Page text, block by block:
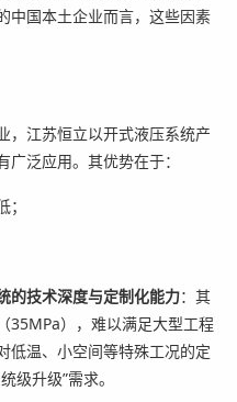
中国本土企业而言，这些因素
，江苏恒立以开式液压系统产
泛应用。其优势在于：
的技术深度与定制化能力：其
35MPa），难以满足大型工程
低温、小空间等特殊工况的定
级升级”需求。